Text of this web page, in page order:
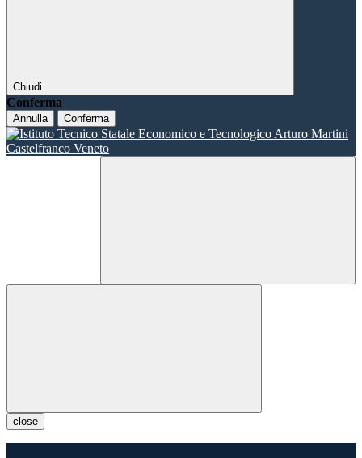
Chiudi
Conferma
Annulla Conferma
close